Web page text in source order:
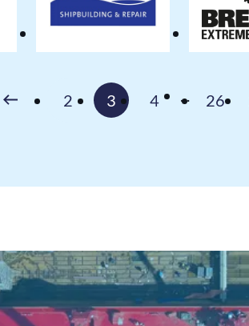
Breko
Nieuwbouw
2 3 4 ... 26